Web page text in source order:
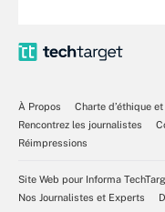
À Propos
Charte d’éthique
Rencontrez les journalistes
Réimpressions
Site Web pour Informa
Nos Journalistes et Experts